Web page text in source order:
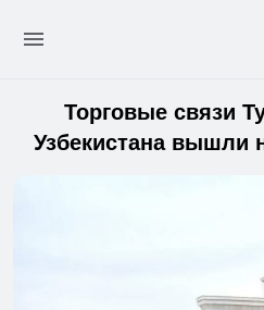
Торговые связи
Узбекистана вышли